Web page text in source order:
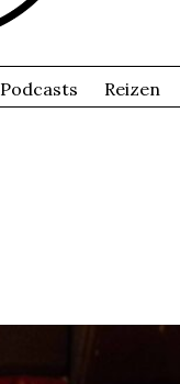
Podcasts Reizen